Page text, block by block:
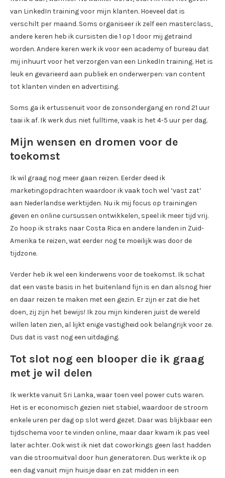
van LinkedIn training voor mijn klanten. Hoeveel dat is
verschilt per maand. Soms organiseer ik zelf een masterclass,
andere keren heb ik cursisten die 1 op 1 door mij getraind
worden. Andere keren werk ik voor een academy of bureau dat
mij inhuurt voor het verzorgen van een LinkedIn training. Het is
leuk en gevarieerd aan publiek en onderwerpen: van content
tot klanten vinden en advertising.
Soms ga ik ertussenuit voor de zonsondergang en rond 21 uur
taai ik af. Ik werk dus niet fulltime, vaak is het 4-5 uur per dag.
Mijn wensen en dromen voor de
toekomst
Ik wil graag nog meer gaan reizen. Eerder deed ik
marketingopdrachten waardoor ik vaak toch wel ‘vast zat’
aan Nederlandse werktijden. Nu ik mij focus op trainingen
geven en online cursussen ontwikkelen, speel ik meer tijd vrij.
Zo hoop ik straks naar Costa Rica en andere landen in Zuid-
Amerika te reizen, wat eerder nog te moeilijk was door de
tijdzone.
Verder heb ik wel een kinderwens voor de toekomst. Ik schat
dat een vaste basis in het buitenland fijn is en dan alsnog hier
en daar reizen te maken met een gezin. Er zijn er zat die het
doen, zij zijn het bewijs! Ik zou mijn kinderen juist de wereld
willen laten zien, al lijkt enige vastigheid ook belangrijk voor ze.
Dus dat is vast nog een uitdaging.
Tot slot nog een blooper die ik graag
met je wil delen
Ik werkte vanuit Sri Lanka, waar toen veel power cuts waren.
Het is er economisch gezien niet stabiel, waardoor de stroom
enkele uren per dag op slot werd gezet. Daar was blijkbaar een
tijdschema voor te vinden online, maar daar kwam ik pas veel
later achter. Ook wist ik niet dat coworkings geen last hadden
van die stroomuitval door hun generatoren. Dus werkte ik op
een dag vanuit mijn huisje daar en zat midden in een